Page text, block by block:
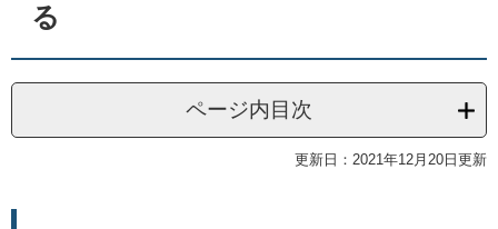
本
文
る
ページ内目次
更新日：2021年12月20日更新